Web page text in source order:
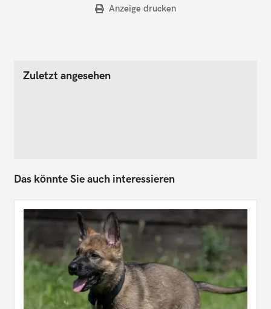
Anzeige drucken
Zuletzt angesehen
Das könnte Sie auch interessieren